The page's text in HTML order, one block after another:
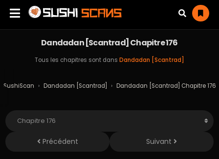
Dandadan [Scantrad] Chapitre 176
Tous les chapitres sont dans Dandadan [Scantrad]
SushiScan › Dandadan [Scantrad] › Dandadan [Scantrad] Chapitre 176
Précédent Suivant